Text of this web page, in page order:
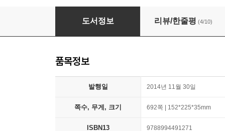
공매도 X파일
도서정보 리뷰/한줄평 (4/10)
품목정보
발행일 2014년 11월 30일
쪽수, 무게, 크기 692쪽 | 152*225*35mm
ISBN13 9788994491271